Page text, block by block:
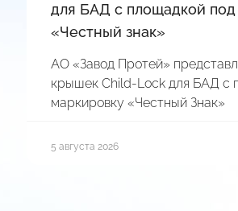
для БАД с площадкой
«Честный знак»
АО «Завод Протей»
крышек Child-Lock для БАД с
маркировку «Честный Знак»
5 августа 2026